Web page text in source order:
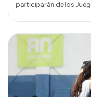
participarán de los